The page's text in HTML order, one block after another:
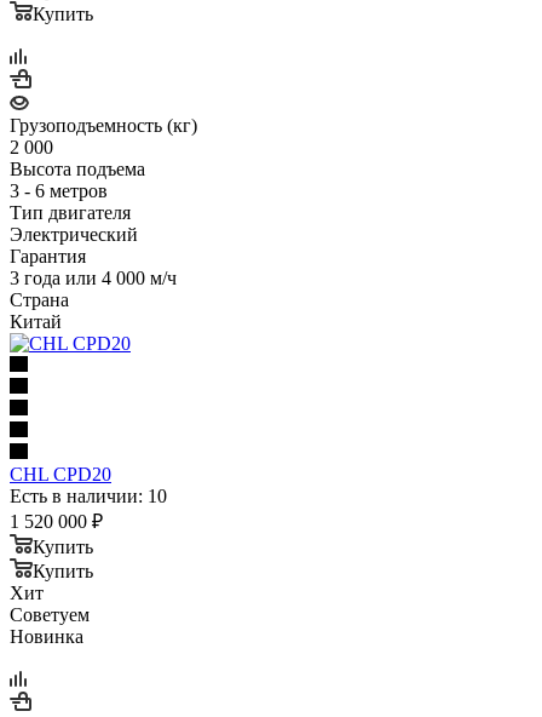
Купить
Грузоподъемность (кг)
2 000
Высота подъема
3 - 6 метров
Тип двигателя
Электрический
Гарантия
3 года или 4 000 м/ч
Страна
Китай
CHL CPD20
Есть в наличии: 10
1 520 000 ₽
Купить
Купить
Хит
Советуем
Новинка